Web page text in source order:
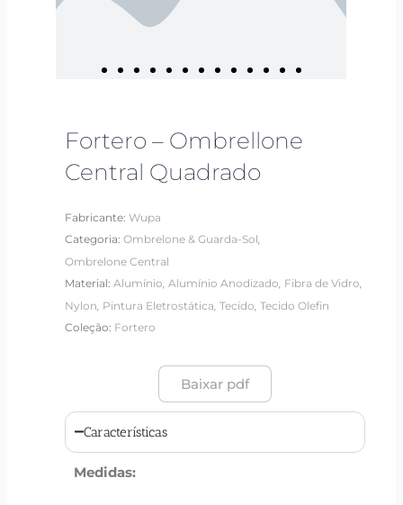
Fortero – Ombrellone
Central Quadrado
Fabricante:Wupa
Categoria:Ombrelone & Guarda-Sol,
Ombrelone Central
Material:Alumínio, Alumínio Anodizado, Fibra de Vidro,
Nylon, Pintura Eletrostática, Tecido, Tecido Olefin
Coleção: Fortero
Baixar pdf
Características
Medidas: